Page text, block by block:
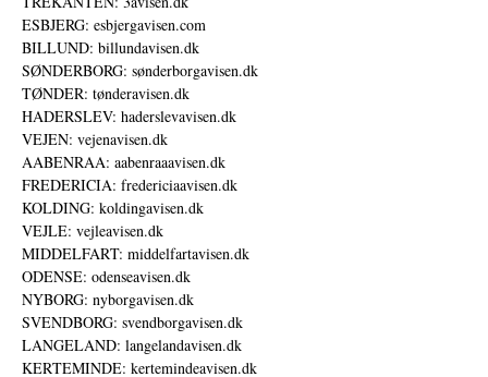
ESBJERG: esbjergavisen.com
BILLUND: billundavisen.dk
SØNDERBORG: sønderborgavisen.dk
TØNDER: tønderavisen.dk
HADERSLEV: haderslevavisen.dk
VEJEN: vejenavisen.dk
AABENRAA: aabenraaavisen.dk
FREDERICIA: fredericiaavisen.dk
KOLDING: koldingavisen.dk
VEJLE: vejleavisen.dk
MIDDELFART: middelfartavisen.dk
ODENSE: odenseavisen.dk
NYBORG: nyborgavisen.dk
SVENDBORG: svendborgavisen.dk
LANGELAND: langelandavisen.dk
KERTEMINDE: kertemindeavisen.dk